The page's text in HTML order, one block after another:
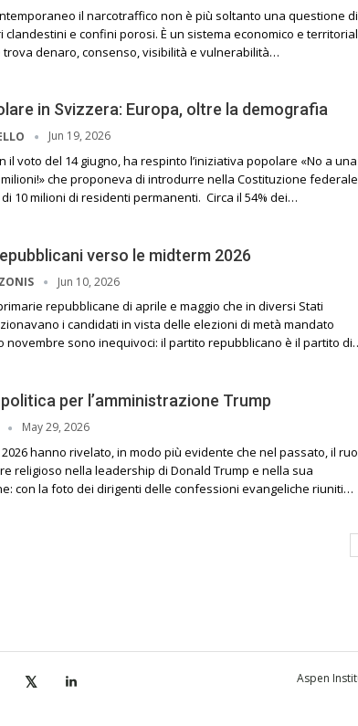
il narcotraffico non è più soltanto una questione di
clandestini e confini porosi. È un sistema economico e
trova denaro, consenso, visibilità e vulnerabilità…
in Svizzera: Europa, oltre la demografia
Jun 19, 2026
il voto del 14 giugno, ha respinto l’iniziativa popolare «No a una
che proponeva di introdurre nella Costituzione
10 milioni di residenti permanenti. Circa il 54% dei…
verso le midterm 2026
Jun 10, 2026
repubblicane di aprile e maggio che in diversi Stati
i candidati in vista delle elezioni di metà mandato
novembre sono inequivoci: il partito repubblicano è il partito
per l’amministrazione Trump
May 29, 2026
hanno rivelato, in modo più evidente che nel passato, il
religioso nella leadership di Donald Trump e nella sua
con la foto dei dirigenti delle confessioni evangeliche riuniti…
Aspen